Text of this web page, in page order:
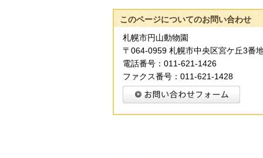
このページについてのお問い合わせ
札幌市円山動物園
〒064-0959 札幌市中央区宮ケ丘3番
電話番号：011-621-1426
ファクス番号：011-621-1428